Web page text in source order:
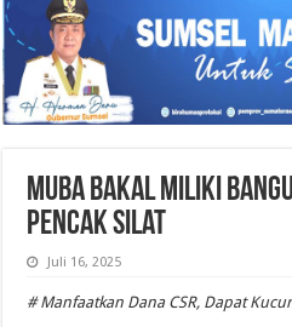
Muba Bakal Miliki
Pencak Silat
Juli 16, 2025
# Manfaatkan Dana CSR, Dapat